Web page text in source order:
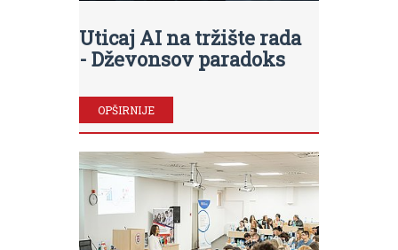
Uticaj AI na tržište rada
- Dževonsov paradoks
OPŠIRNIJE